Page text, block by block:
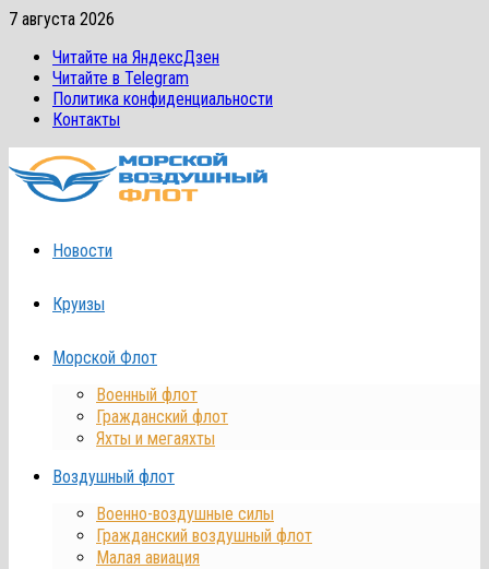
Перейти
содержимому
7 августа 2026
Читайте на ЯндексДзен
Читайте в Telegram
Политика конфиденциальности
Контакты
Новости
Круизы
Морской Флот
Военный флот
Гражданский флот
Яхты и мегаяхты
Воздушный флот
Военно-воздушные силы
Гражданский воздушный флот
Малая авиация